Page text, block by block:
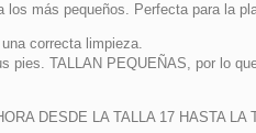
más pequeños. Perfecta para la
correcta limpieza.
pies. TALLAN PEQUEÑAS, por lo
DESDE LA TALLA 17 HASTA